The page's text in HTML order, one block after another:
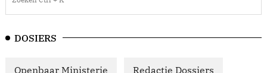
DOSIERS
Openbaar Ministerie Redactie Dossiers